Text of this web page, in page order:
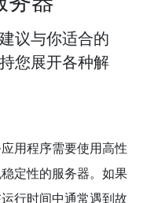
议与你适合的
您展开各种解
用程序需要使用高性
定性的服务器。如果
行时间中通常遇到故